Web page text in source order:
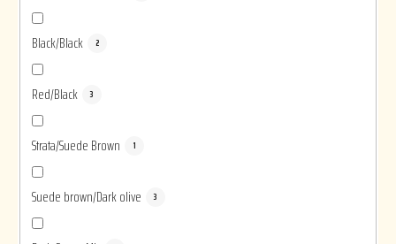
Black/Black 2
Red/Black 3
Strata/Suede Brown 1
Suede brown/Dark olive 3